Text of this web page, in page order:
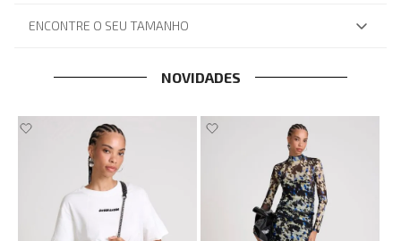
ENCONTRE O SEU TAMANHO
NOVIDADES